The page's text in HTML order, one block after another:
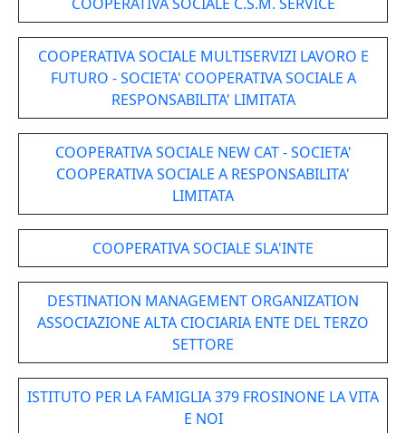
COOPERATIVA SOCIALE MULTISERVIZI LAVORO E
FUTURO - SOCIETA' COOPERATIVA SOCIALE A
RESPONSABILITA' LIMITATA
COOPERATIVA SOCIALE NEW CAT - SOCIETA'
COOPERATIVA SOCIALE A RESPONSABILITA'
LIMITATA
COOPERATIVA SOCIALE SLA'INTE
DESTINATION MANAGEMENT ORGANIZATION
ASSOCIAZIONE ALTA CIOCIARIA ENTE DEL TERZO
SETTORE
ISTITUTO PER LA FAMIGLIA 379 FROSINONE LA VITA
E NOI